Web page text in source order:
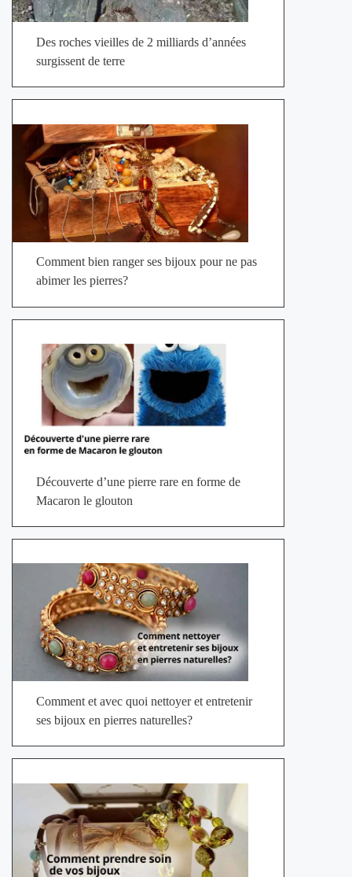
Des roches vieilles de 2 milliards d’années
surgissent de terre
Comment bien ranger ses bijoux pour ne pas
abimer les pierres?
Découverte d’une pierre rare en forme de
Macaron le glouton
Comment et avec quoi nettoyer et entretenir
ses bijoux en pierres naturelles?